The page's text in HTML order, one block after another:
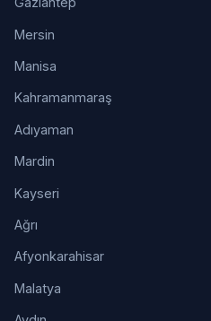
Mersin
Manisa
Kahramanmaraş
Adıyaman
Mardin
Kayseri
Ağrı
Afyonkarahisar
Malatya